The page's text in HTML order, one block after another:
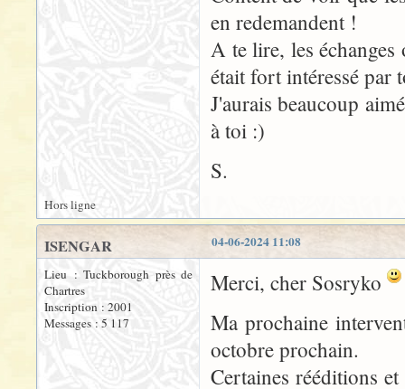
en redemandent !
A te lire, les
était fort intéressé par
J'aurais beaucoup
à toi :)
S.
Hors ligne
04-06-2024 11:08
ISENGAR
Lieu : Tuckborough près de
Chartres
Inscription : 2001
Messages : 5 117
Merci, cher Sosryko
Ma prochaine
octobre prochain.
Certaines rééditions